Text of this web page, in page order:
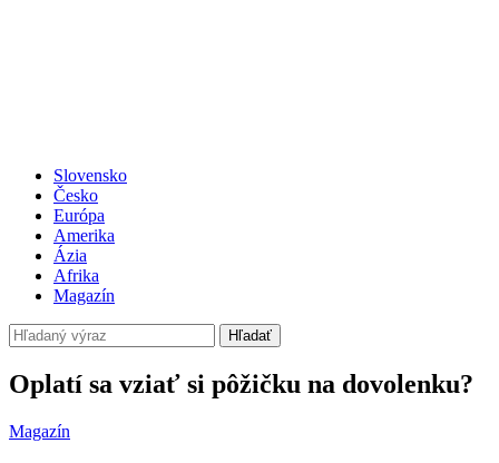
Slovensko
Česko
Európa
Amerika
Ázia
Afrika
Magazín
Hľadať
Oplatí sa vziať si pôžičku na dovolenku?
Magazín